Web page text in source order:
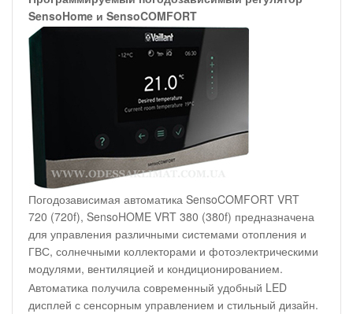
SensoHome и SensoCOMFORT
Погодозависимая автоматика SensoCOMFORT VRT
720 (720f), SensoHOME VRT 380 (380f) предназначена
для управления различными системами отопления и
ГВС, солнечными коллекторами и фотоэлектрическими
модулями, вентиляцией и кондиционированием.
Автоматика получила современный удобный LED
дисплей с сенсорным управлением и стильный дизайн.